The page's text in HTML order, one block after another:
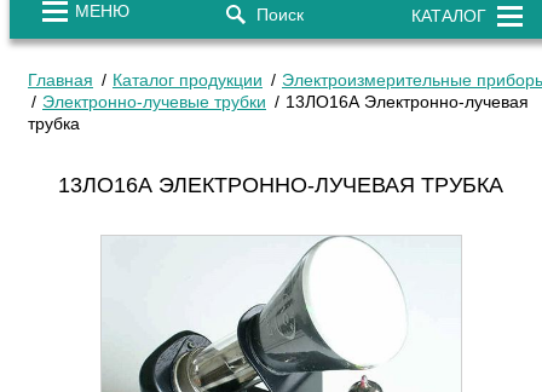
МЕНЮ Поиск КАТАЛОГ
Главная Каталог продукции
Электроизмерительные
Электронно-лучевые трубки
13ЛО16А Электронно-лучевая
трубка
13ЛО16А ЭЛЕКТРОННО-ЛУЧЕВАЯ ТРУБКА